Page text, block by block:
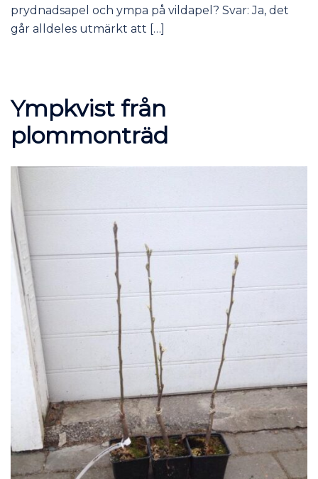
prydnadsapel och ympa på vildapel? Svar: Ja, det
går alldeles utmärkt att […]
Ympkvist från
plommonträd